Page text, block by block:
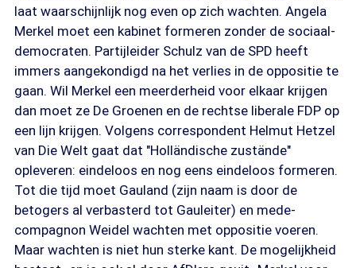
laat waarschijnlijk nog even op zich wachten. Angela
Merkel moet een kabinet formeren zonder de sociaal-
democraten. Partijleider Schulz van de SPD heeft
immers aangekondigd na het verlies in de oppositie te
gaan. Wil Merkel een meerderheid voor elkaar krijgen
dan moet ze De Groenen en de rechtse liberale FDP op
een lijn krijgen. Volgens correspondent Helmut Hetzel
van Die Welt gaat dat "Holländische zustände"
opleveren: eindeloos en nog eens eindeloos formeren.
Tot die tijd moet Gauland (zijn naam is door de
betogers al verbasterd tot Gauleiter) en mede-
compagnon Weidel wachten met oppositie voeren.
Maar wachten is niet hun sterke kant. De mogelijkheid